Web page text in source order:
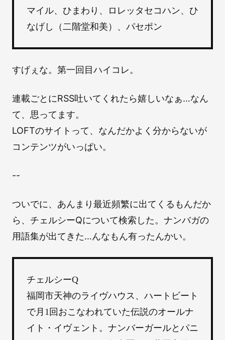
マイル、ひまわり、ロレッタセコハン、ひ
なげし（二階堂和美）、パセポン
すげぇな。第一回目ハイコレ。
連載ごとにRSS吐いてくれたら嬉しいなぁ…なん
て、思ってます。
LOFTのサイトって、なんだかよく分からないが
コンテンツがいっぱい。
--
ついでに、あんまり最近頻繁に出てくるもんだか
ら、チェルシーQについて検索した。ナンバガの
用語集が出てきた…んなもん有ったんかい。
チェルシーQ
福岡市天神のライヴハウス、ハートビート
で月1回おこなわれていた伝説のオールナ
イト・イヴェント。ナンバーガールとパニ